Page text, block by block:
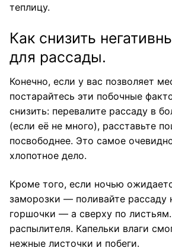
теплицу.
Как снизить
для рассады.
Конечно, если у вас позволяет
постарайтесь эти побочные
снизить: перевалите рассаду в
(если её не много), расставьте
посвободнее. Это самое
хлопотное дело.
Кроме того, если ночью
заморозки — поливайте рассаду
горшочки — а сверху по
распылителя. Капельки влаги
нежные листочки и побеги.